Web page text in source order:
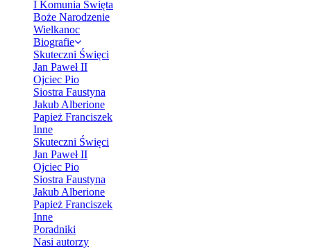
I Komunia Święta
Boże Narodzenie
Wielkanoc
Biografie
Skuteczni Święci
Jan Paweł II
Ojciec Pio
Siostra Faustyna
Jakub Alberione
Papież Franciszek
Inne
Skuteczni Święci
Jan Paweł II
Ojciec Pio
Siostra Faustyna
Jakub Alberione
Papież Franciszek
Inne
Poradniki
Nasi autorzy